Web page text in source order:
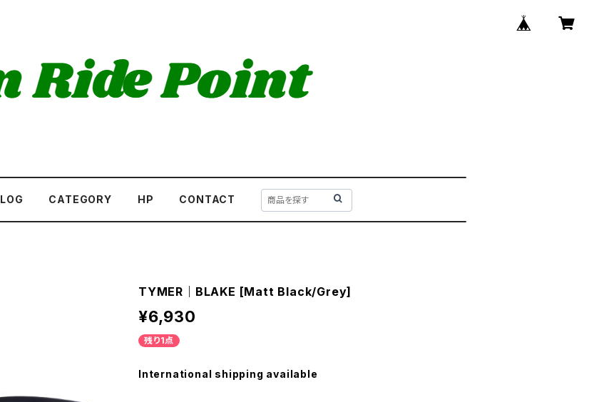
CATEGORY HP CONTACT
TYMER｜BLAKE [Matt Black/Grey]
¥6,930
残り1点
International shipping available